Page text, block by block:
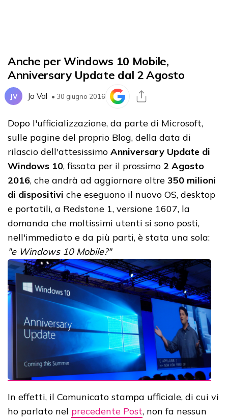
Anche per Windows 10 Mobile,
Anniversary Update dal 2 Agosto
JV Jo Val • 30 giugno 2016
Dopo l'ufficializzazione, da parte di Microsoft,
sulle pagine del proprio Blog, della data di
rilascio dell'attesissimo Anniversary Update di
Windows 10, fissata per il prossimo 2 Agosto
2016, che andrà ad aggiornare oltre 350 milioni
di dispositivi che eseguono il nuovo OS, desktop
e portatili, a Redstone 1, versione 1607, la
domanda che moltissimi utenti si sono posti,
nell'immediato e da più parti, è stata una sola:
"e Windows 10 Mobile?"
In effetti, il Comunicato stampa ufficiale, di cui vi
ho parlato nel precedente Post, non fa nessun